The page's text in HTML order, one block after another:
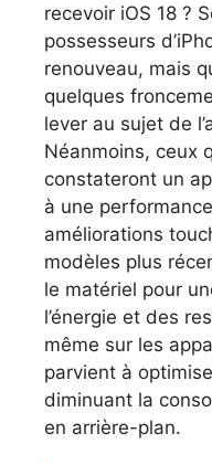
recevoir iOS 18 ?
possesseurs
renouveau, mais
quelques
lever au sujet de
Néanmoins, ceux
constateront un
à une
améliorations
modèles plus
le matériel pour
l’énergie et des
même sur les
parvient à
diminuant la
en arrière-plan.